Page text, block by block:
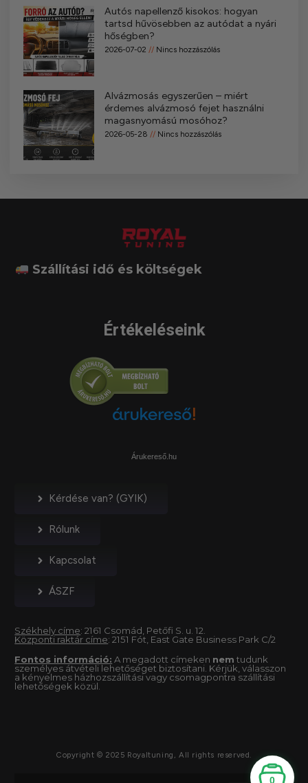
Autós napellenző kisokos: hogyan
tartsd hűvösebben az autódat a nyári
hőségben?
2026-07-02 Nincs hozzászólás
Alvázmosás egyszerűen – miért
érdemes alvázmosó fejet használni
magasnyomású mosóhoz?
2026-05-28 Nincs hozzászólás
Szállítási idő és költségek
Értékeléseink
Árukereső.hu
Kérdése van? (GYIK)
Rólunk
Kapcsolat
ÁSZF
Székhely címe: 2161 Csomád, Petőfi S. u. 12.
Központi raktár címe: 2151 Fót, East Gate Business Park C/2
Fontos információ: A megadott címeken nem tudunk
személyes átvételi lehetőséget biztosítani. Kérjük, válasszon
a kényelmes házhozszállítási vagy csomagpontra szállítási
lehetőségek közül.
Copyright © 2025 Royaltuning, All rights reserved.
0